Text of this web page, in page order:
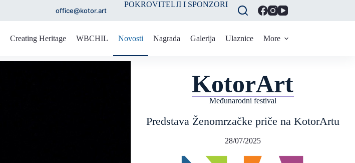
office@kotor.art
POKROVITELJI I SPONZORI
Creating Heritage WBCHIL Novosti Nagrada Galerija Ulaznice More
KotorArt
Međunarodni festival
Predstava Ženomrzačke priče na KotorArtu
28/07/2025